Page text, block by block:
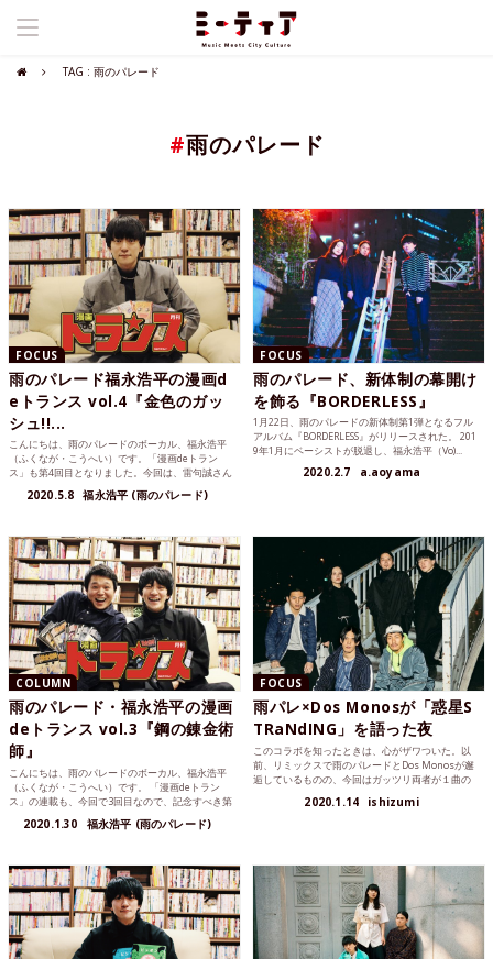
TAG : 雨のパレード
#雨のパレード
FOCUS
雨のパレード福永浩平の漫画d
eトランス vol.4『金色のガッ
シュ!!...
こんにちは、雨のパレードのボーカル、福永浩平
（ふくなが・こうへい）です。「漫画deトラン
ス」も第4回目となりました。今回は、雷句誠さん
の『金色のガッシュ...
2020.5.8 福永浩平 (雨のパレード)
FOCUS
雨のパレード、新体制の幕開け
を飾る『BORDERLESS』
1月22日、雨のパレードの新体制第1弾となるフル
アルバム『BORDERLESS』がリリースされた。 201
9年1月にベーシストが脱退し、福永浩平（Vo)...
2020.2.7 a.aoyama
COLUMN
雨のパレード・福永浩平の漫画
deトランス vol.3『鋼の錬金術
師』
こんにちは、雨のパレードのボーカル、福永浩平
（ふくなが・こうへい）です。 「漫画deトラン
ス」の連載も、今回で3回目なので、記念すべき第
1回目のゲストを...
2020.1.30 福永浩平 (雨のパレード)
FOCUS
雨パレ×Dos Monosが「惑星S
TRaNdING」を語った夜
このコラボを知ったときは、心がザワついた。以
前、リミックスで雨のパレードとDos Monosが邂
逅しているものの、今回はガッツリ両者が１曲の
2020.1.14 ishizumi